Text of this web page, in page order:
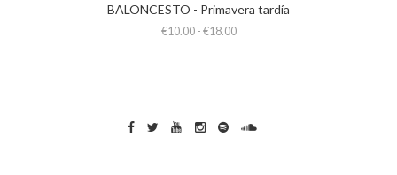
BALONCESTO - Primavera tardía
€10.00 - €18.00